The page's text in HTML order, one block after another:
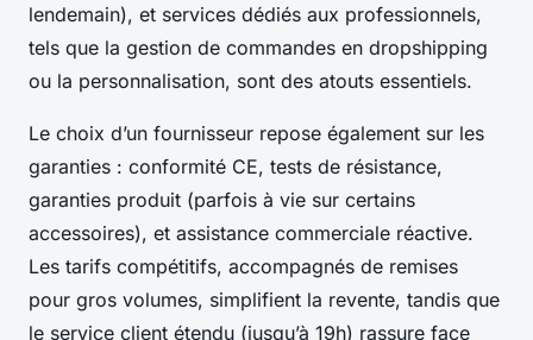
lendemain), et services dédiés aux professionnels,
tels que la gestion de commandes en dropshipping
ou la personnalisation, sont des atouts essentiels.
Le choix d’un fournisseur repose également sur les
garanties : conformité CE, tests de résistance,
garanties produit (parfois à vie sur certains
accessoires), et assistance commerciale réactive.
Les tarifs compétitifs, accompagnés de remises
pour gros volumes, simplifient la revente, tandis que
le service client étendu (jusqu’à 19h) rassure face